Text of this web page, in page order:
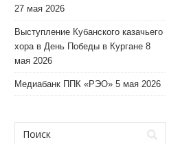
27 мая 2026
Выступление Кубанского казачьего
хора в День Победы в Кургане 8
мая 2026
Медиабанк ППК «РЭО» 5 мая 2026